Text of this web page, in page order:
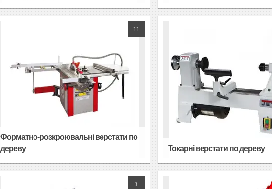
11
Форматно-розкроювальні верстати по
дереву
Токарні верстати по дереву
3